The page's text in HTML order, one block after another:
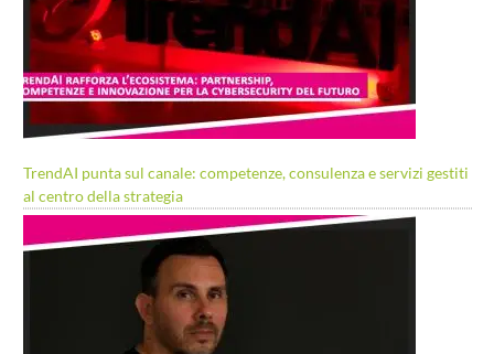
TrendAI punta sul canale: competenze, consulenza e servizi gestiti
al centro della strategia